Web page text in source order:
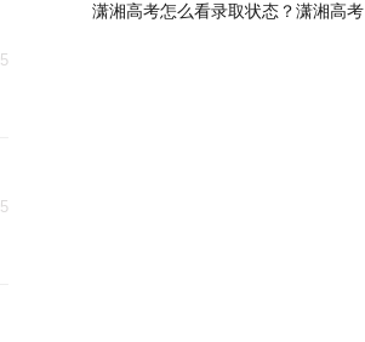
潇湘高考怎么看录取状态？潇湘高考